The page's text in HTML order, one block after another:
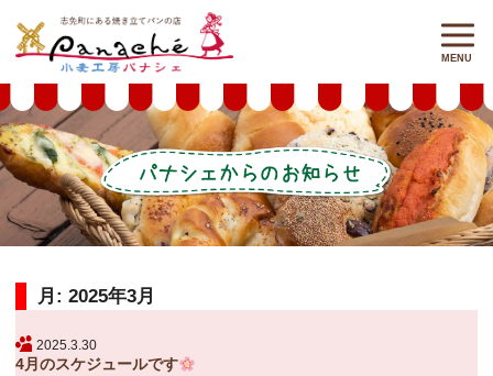
月: 2025年3月
2025.3.30
4月のスケジュールです